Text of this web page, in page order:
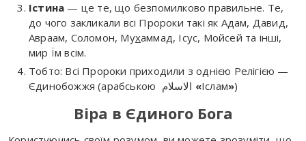
Істина — це те, що безпомилково правильне. Те,
до чого закликали всі Пророки такі як Адам, Давид,
Авраам, Соломон, Мухаммад, Ісус, Мойсей та інші,
мир Їм всім.
Тобто: Всі Пророки приходили з однією Релігією —
«Іслам»)
Віра в Єдиного Бога